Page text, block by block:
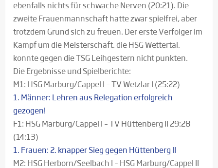
ebenfalls nichts für schwache Nerven (20:21). Die
zweite Frauenmannschaft hatte zwar spielfrei, aber
trotzdem Grund sich zu freuen. Der erste Verfolger im
Kampf um die Meisterschaft, die HSG Wettertal,
konnte gegen die TSG Leihgestern nicht punkten.
Die Ergebnisse und Spielberichte:
M1: HSG Marburg/Cappel I – TV Wetzlar I (25:22)
1. Männer: Lehren aus Relegation erfolgreich
gezogen!
F1: HSG Marburg/Cappel I – TV Hüttenberg II 29:28
(14:13)
1. Frauen: 2. knapper Sieg gegen Hüttenberg II
M2: HSG Herborn/Seelbach I – HSG Marburg/Cappel II